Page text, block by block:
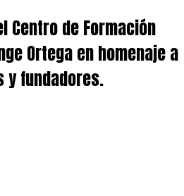
Centro de Formación
Ortega en homenaje a
y fundadores.